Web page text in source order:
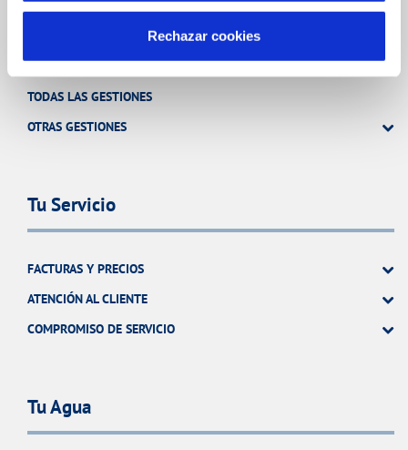
Rechazar cookies
MODIFICACIÓN DE DATOS
TODAS LAS GESTIONES
OTRAS GESTIONES
Tu Servicio
FACTURAS Y PRECIOS
ATENCIÓN AL CLIENTE
COMPROMISO DE SERVICIO
Tu Agua